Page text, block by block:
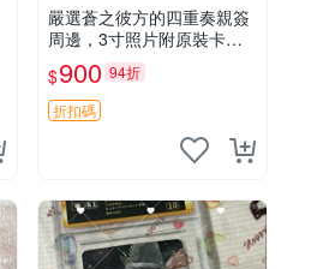
嚴選蒼之彼方的四重奏親簽
周邊，3寸照片附原裝卡磚
親簽照 收藏級 影印品 杜蕾
斯相紙質地 限量版 Aokana
Four Rhythm 藍光紀念照
簽名
$900 94折
折扣碼